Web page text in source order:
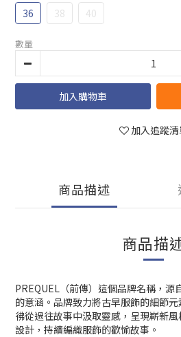
36 38 40
數量
加入購物車
加入追蹤
商品描述
商品描
PREQUEL（前傳）這個品牌名稱，源
的意涵。品牌致力將古早服飾的細節
彿從過往故事中汲取靈感，呈現嶄新
設計，持續編織服飾的歡愉故事。